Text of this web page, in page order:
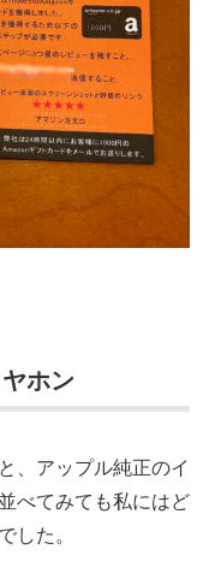
ホン
、アップル純正のイ
べてみても私にはど
した。